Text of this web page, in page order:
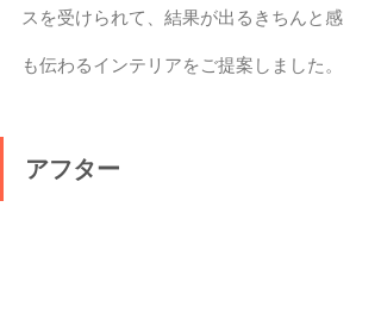
スを受けられて、結果が出るきちんと感
も伝わるインテリアをご提案しました。
アフター